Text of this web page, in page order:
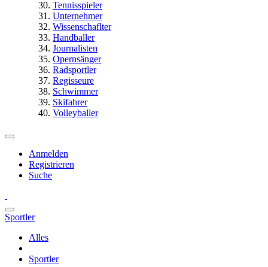
Tennisspieler
Unternehmer
Wissenschaflter
Handballer
Journalisten
Opernsänger
Radsportler
Regisseure
Schwimmer
Skifahrer
Volleyballer
Anmelden
Registrieren
Suche
Sportler
Alles
Sportler